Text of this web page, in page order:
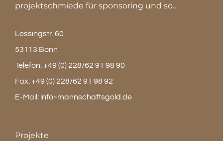
projektschmiede für sponsoring und so…
Lessingstr. 60
53113 Bonn
Telefon:+49 (0) 228/62 91 98 90
Fax:+49 (0) 228/62 91 98 92
E-Mail: info~mannschaftsgold.de
Projekte